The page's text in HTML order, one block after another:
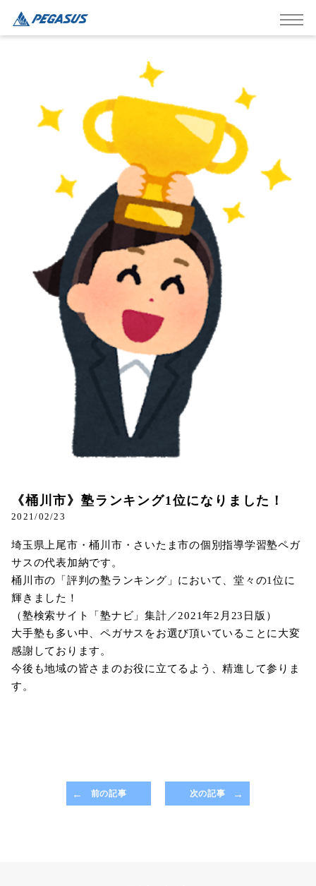
《桶川市》塾ランキング1位になりました！
2021/02/23
埼玉県上尾市・桶川市・さいたま市の個別指導学習塾ペガ
サスの代表加納です。
桶川市の「評判の塾ランキング」において、堂々の1位に
輝きました！
（塾検索サイト「塾ナビ」集計／2021年2月23日版）
大手塾も多い中、ペガサスをお選び頂いていることに大変
感謝しております。
今後も地域の皆さまのお役に立てるよう、精進して参りま
す。
前の記事 次の記事